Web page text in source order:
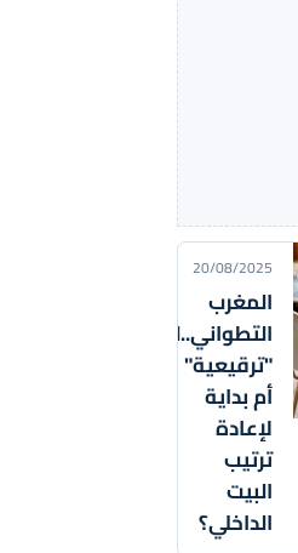
20/08/2025
المغرب
التطواني..لجنة
"ترقيعية"
أم بداية
لإعادة
ترتيب
البيت
الداخلي؟